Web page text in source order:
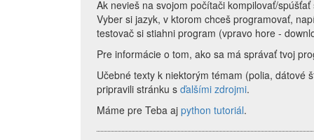
Ak nevieš na svojom počítači kompilovať/
Vyber si jazyk, v ktorom chceš programovať,
testovač si stiahni program (vpravo hore -
Pre informácie o tom, ako sa má správať tvoj
Učebné texty k niektorým témam (polia, dátové
pripravili stránku s ďalšími zdrojmi.
Máme pre Teba aj python tutoriál.